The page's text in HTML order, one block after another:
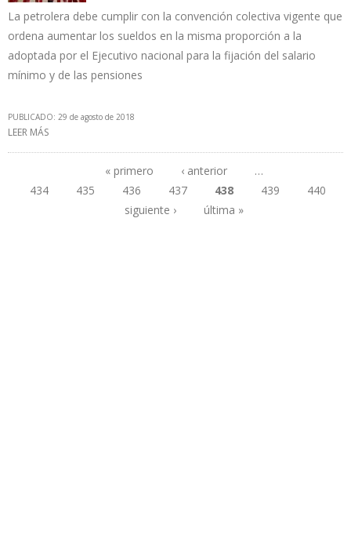
La petrolera debe cumplir con la convención colectiva vigente que
ordena aumentar los sueldos en la misma proporción a la
adoptada por el Ejecutivo nacional para la fijación del salario
mínimo y de las pensiones
PUBLICADO: 29 de agosto de 2018
LEER MÁS
Páginas
« primero ‹ anterior
…
434
435 436 437 438 439
440
siguiente ›
última »